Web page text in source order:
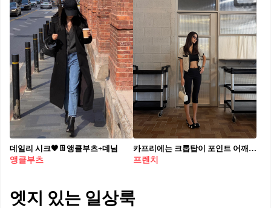
데일리 시크🖤👖앵클부츠+데님
앵클부츠
카프리에는 크롭탑이 포인트 어깨와 허리를 드러내어 비율 살리기✨ 카프리 팬츠가 자칫 밋밋해 보일까 걱정이라면, 홀터넥 크롭탑이나 민소매 슬리브리스를 매치해 시선을 위로 끌어올려 비율을 살려보세요. 힐이나 플랫슈즈를 신으면 캐주얼하면서도 센스 있는 분위기를 연출할 수 있습니다. 여름 카프리룩, 어렵지 않죠?🖤
프렌치
엣지 있는 일상룩